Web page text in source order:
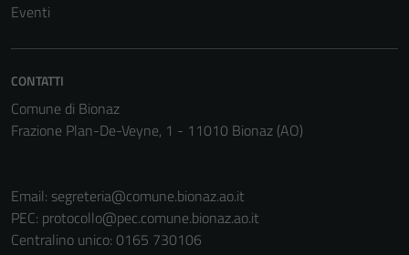
Eventi
CONTATTI
Comune di Bionaz
Frazione Plan-De-Veyne, 1 - 11010 Bionaz (AO)
Email: segreteria@comune.bionaz.ao.it
PEC: protocollo@pec.comune.bionaz.ao.it
Centralino unico: 0165 730106